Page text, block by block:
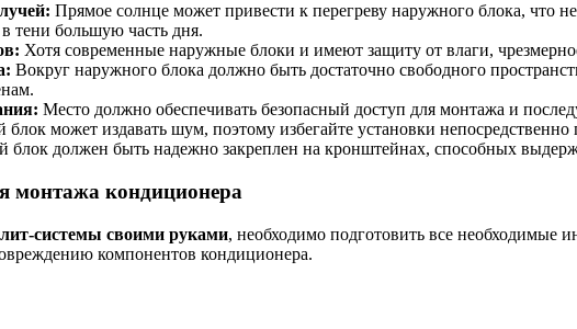
Прямое солнце может привести к перегреву наружного блока, что
в тени большую часть дня.
Хотя современные наружные блоки и имеют защиту от влаги,
Вокруг наружного блока должно быть достаточно свободного
Место должно обеспечивать безопасный доступ для монтажа и
может издавать шум, поэтому избегайте установки
должен быть надежно закреплен на кронштейнах, способных
монтажа кондиционера
системы своими руками, необходимо подготовить все необходимые
компонентов кондиционера.